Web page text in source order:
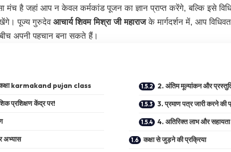
मंच है जहां आप न केवल कर्मकांड पूजन का ज्ञान प्राप्त करेंगे, बल्कि इसे
पूज्य गुरुदेव आचार्य शिवम मिश्रा जी महाराजके मार्गदर्शन में, आप
अपनी पहचान बना सकते हैं।
karmakand pujan class
प्रशिक्षण केंद्र पर!
अभ्यास
2. अंतिम मूल्यांकन और
3. प्रमाण पत्र जारी करने की
4. अतिरिक्त लाभ और सहायता
कक्षा से जुड़ने की प्रक्रिया